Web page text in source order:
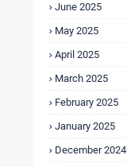
June 2025
May 2025
April 2025
March 2025
February 2025
January 2025
December 2024